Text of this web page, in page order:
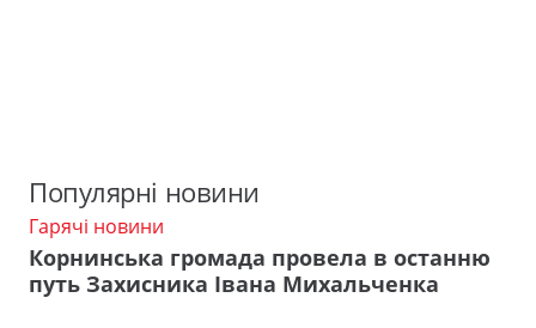
Популярні новини
Гарячі новини
Корнинська громада провела в останню
путь Захисника Івана Михальченка